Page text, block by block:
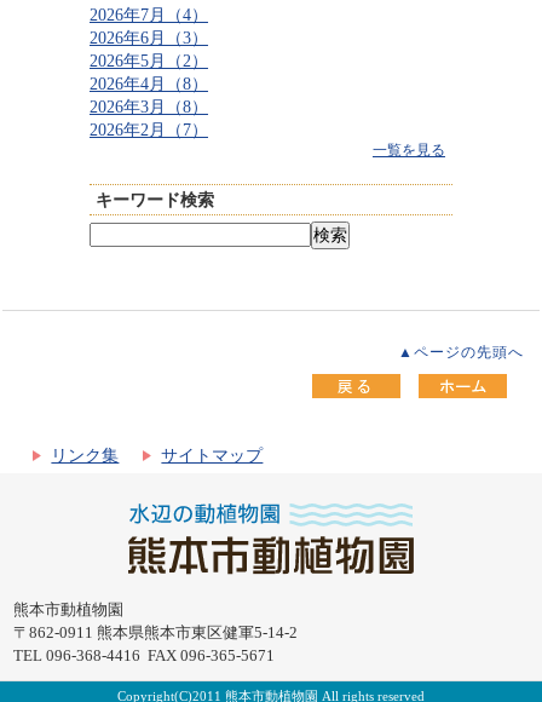
2026年7月（4）
2026年6月（3）
2026年5月（2）
2026年4月（8）
2026年3月（8）
2026年2月（7）
一覧を見る
キーワード検索
▲ページの先頭へ
リンク集 サイトマップ
熊本市動植物園
〒862-0911 熊本県熊本市東区健軍5-14-2
TEL 096-368-4416 FAX 096-365-5671
Copyright(C)2011 熊本市動植物園 All rights reserved